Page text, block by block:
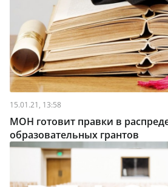
15.01.21, 13:58
МОН готовит правки в
образовательных грантов